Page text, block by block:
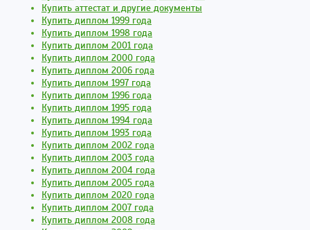
Купить аттестат и другие документы
Купить диплом 1999 года
Купить диплом 1998 года
Купить диплом 2001 года
Купить диплом 2000 года
Купить диплом 2006 года
Купить диплом 1997 года
Купить диплом 1996 года
Купить диплом 1995 года
Купить диплом 1994 года
Купить диплом 1993 года
Купить диплом 2002 года
Купить диплом 2003 года
Купить диплом 2004 года
Купить диплом 2005 года
Купить диплом 2020 года
Купить диплом 2007 года
Купить диплом 2008 года